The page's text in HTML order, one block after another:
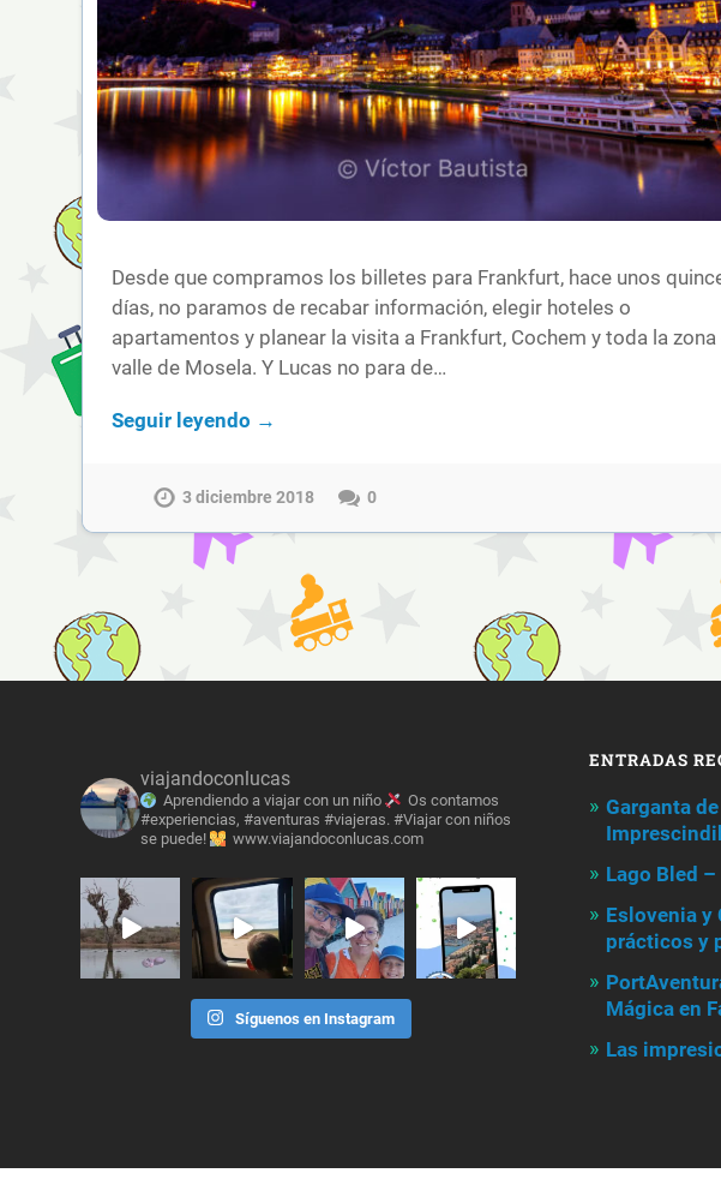
Desde que compramos los billetes para Frankfurt, hace unos
días, no paramos de recabar información, elegir hoteles o
apartamentos y planear la visita a Frankfurt, Cochem y toda la zona
valle de Mosela. Y Lucas no para de…
Seguir leyendo →
3 diciembre 2018 0
viajandoconlucas
Aprendiendo a viajar con un niño
Os contamos
#experiencias, #aventuras #viajeras. #Viajar con niños
se puede!
www.viajandoconlucas.com
Síguenos en Instagram
ENTRADAS
Garganta
Lago Bled
Eslovenia y
prácticos y
Mágica en
Las